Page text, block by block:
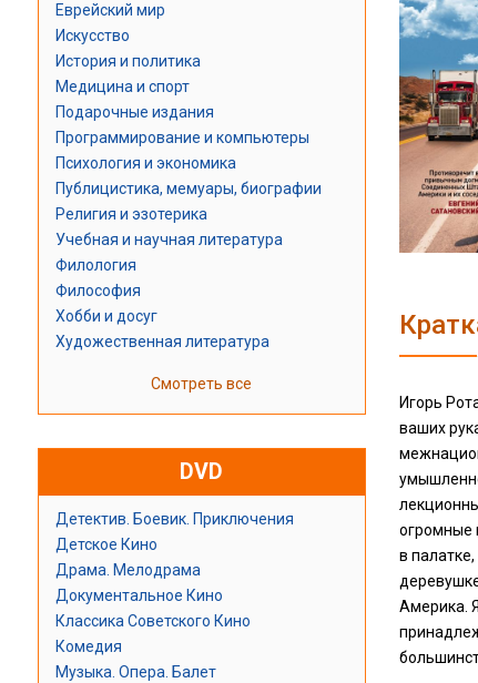
Еврейский мир
Искусство
История и политика
Медицина и спорт
Подарочные издания
Программирование и компьютеры
Психология и экономика
Публицистика, мемуары, биографии
Религия и эзотерика
Учебная и научная литература
Филология
Философия
Хобби и досуг
Художественная литература
Смотреть все
DVD
Детектив. Боевик. Приключения
Детское Кино
Драма. Мелодрама
Документальное Кино
Классика Советского Кино
Комедия
Музыка. Опера. Балет
Игорь
ваших
огромные
в
Америка.